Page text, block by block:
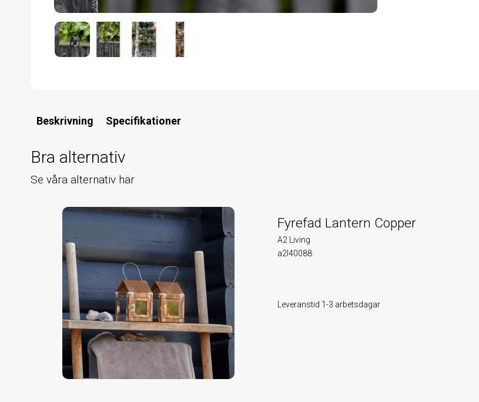
Beskrivning Specifikationer
Bra alternativ
Se våra alternativ här
Fyrefad Lantern Copper
A2 Living
a2l40088
Leveranstid 1-3 arbetsdagar